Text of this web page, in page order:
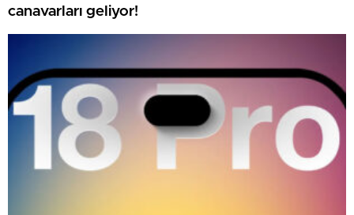
canavarları geliyor!